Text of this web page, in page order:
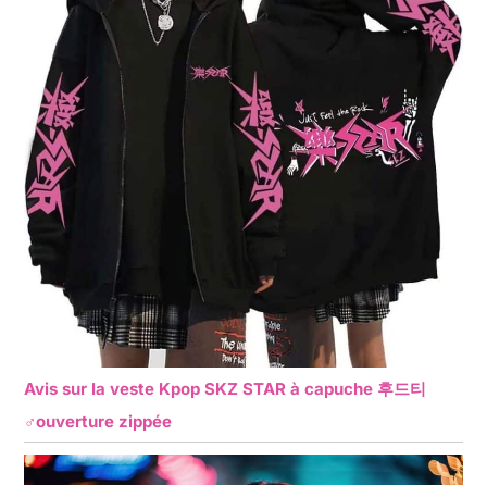
Avis sur la veste Kpop SKZ STAR à capuche 후드티
♂ouverture zippée